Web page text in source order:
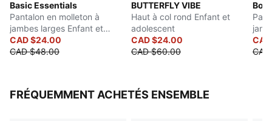
Basic Essentials
Pantalon en molleton à
jambes larges Enfant et
adolescent
CAD $24.00
CAD $48.00
BUTTERFLY VIBE
Haut à col rond Enfant et
adolescent
CAD $24.00
CAD $60.00
FRÉQUEMMENT ACHETÉS ENSEMBLE